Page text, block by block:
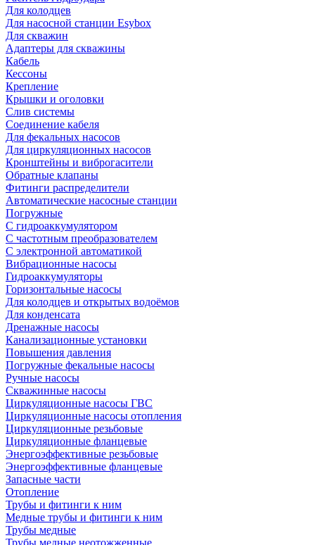
Для колодцев
Для насосной станции Esybox
Для скважин
Адаптеры для скважины
Кабель
Кессоны
Крепление
Крышки и оголовки
Слив системы
Соединение кабеля
Для фекальных насосов
Для циркуляционных насосов
Кронштейны и виброгасители
Обратные клапаны
Фитинги распределители
Автоматические насосные станции
Погружные
С гидроаккумулятором
С частотным преобразователем
С электронной автоматикой
Вибрационные насосы
Гидроаккумуляторы
Горизонтальные насосы
Для колодцев и открытых водоёмов
Для конденсата
Дренажные насосы
Канализационные установки
Повышения давления
Погружные фекальные насосы
Ручные насосы
Скважинные насосы
Циркуляционные насосы ГВС
Циркуляционные насосы отопления
Циркуляционные резьбовые
Циркуляционные фланцевые
Энергоэффективные резьбовые
Энергоэффективные фланцевые
Запасные части
Отопление
Трубы и фитинги к ним
Медные трубы и фитинги к ним
Трубы медные
Трубы медные неотожженные